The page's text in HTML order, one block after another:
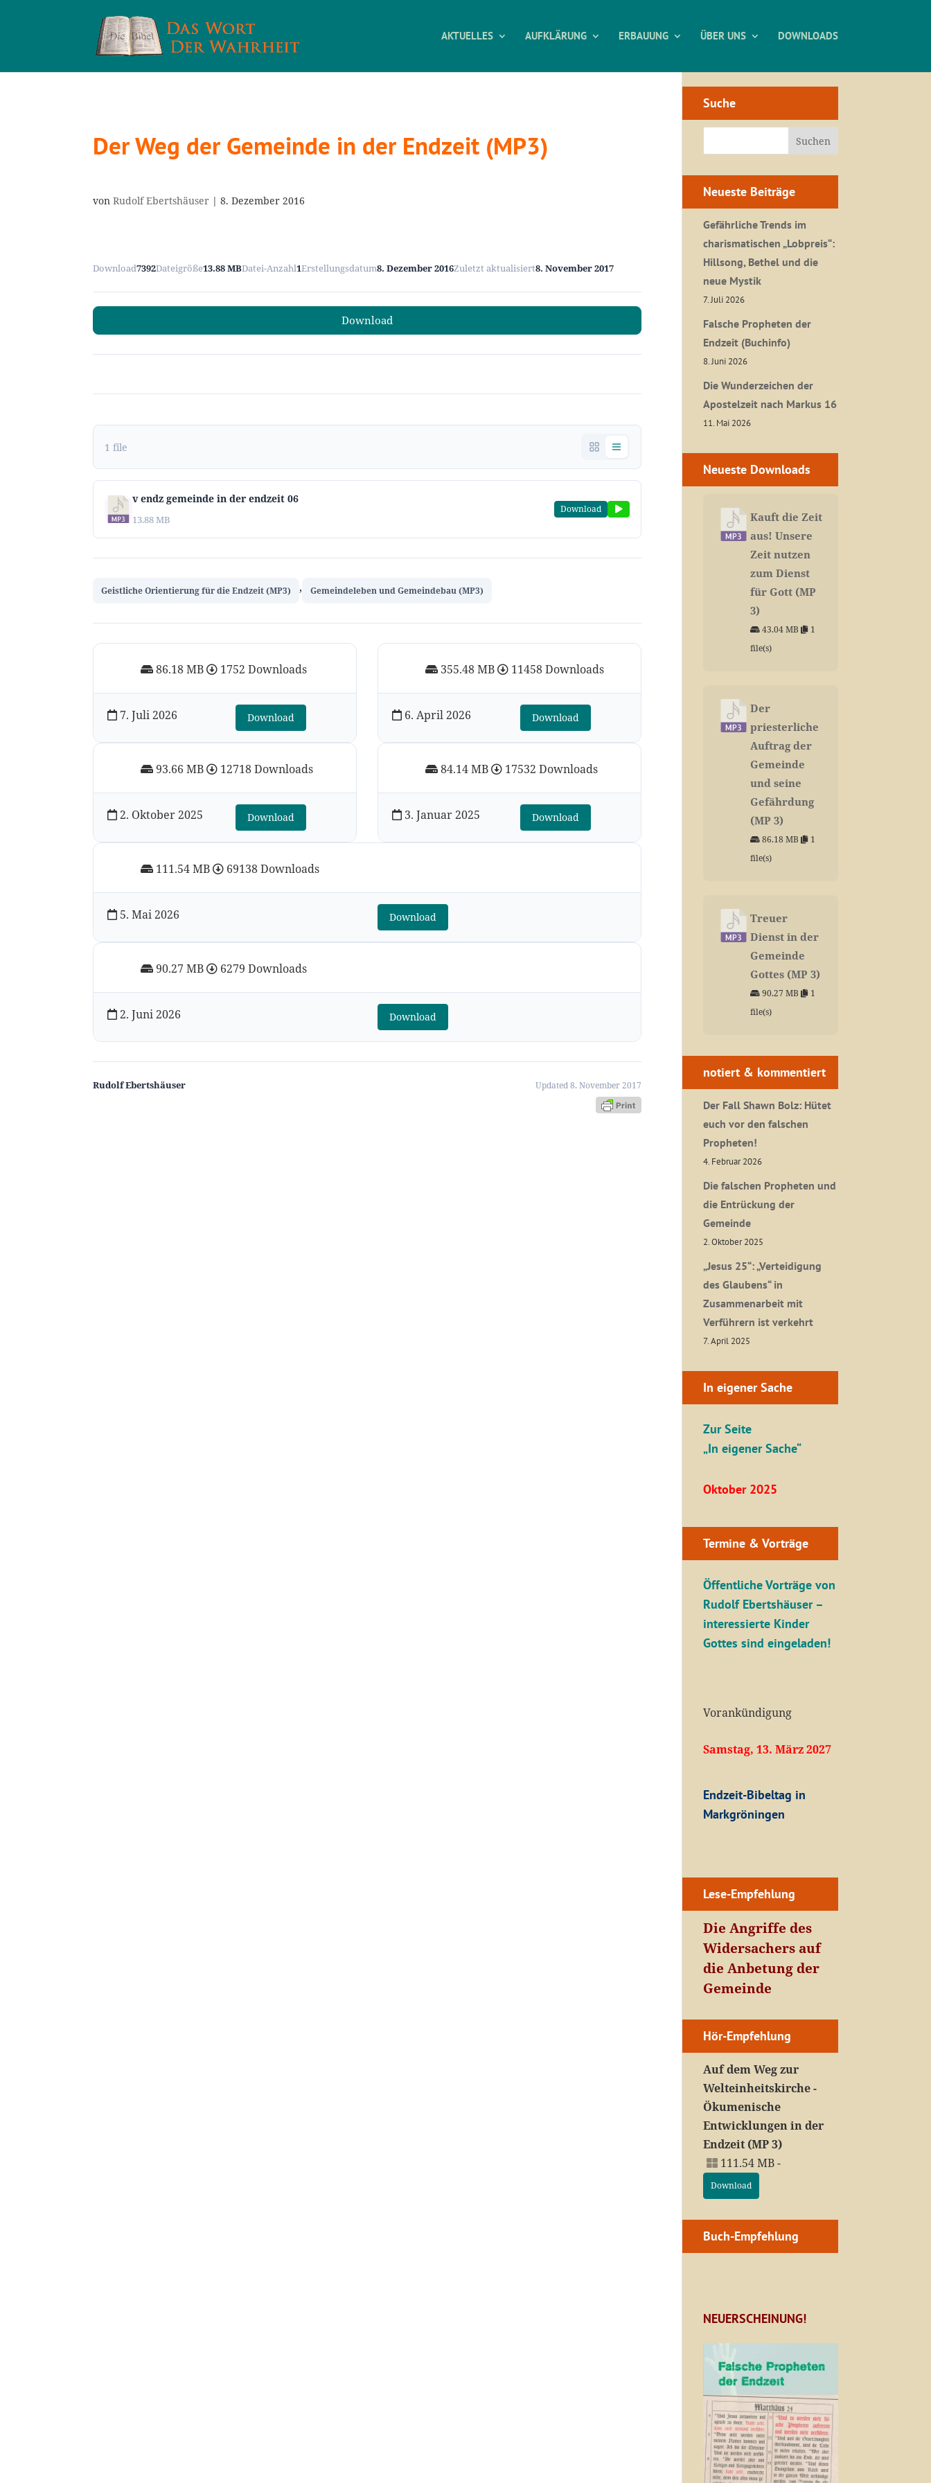
AKTUELLES AUFKLÄRUNG ERBAUUNG ÜBER UNS DOWNLOADS
Der Weg der Gemeinde in der Endzeit (MP3)
vonRudolf Ebertshäuser |8. Dezember 2016
Download7392Dateigröße13.88 MBDatei-Anzahl1Erstellungsdatum8. Dezember 2016Zuletzt aktualisiert8. November 2017
Download
1 file
v endz gemeinde in der endzeit 06
13.88 MB
Download
Geistliche Orientierung für die Endzeit (MP3) , Gemeindeleben und Gemeindebau (MP3)
86.18 MB 1752 Downloads
7. Juli 2026 Download
90.27 MB 6279 Downloads
2. Juni 2026 Download
111.54 MB 69138 Downloads
5. Mai 2026 Download
355.48 MB 11458 Downloads
6. April 2026 Download
93.66 MB 12718 Downloads
2. Oktober 2025 Download
84.14 MB 17532 Downloads
3. Januar 2025 Download
Rudolf Ebertshäuser Updated 8. November 2017
Suche
Neueste Beiträge
Gefährliche Trends im
charismatischen „Lobpreis“:
Hillsong, Bethel und die
neue Mystik
7. Juli 2026
Falsche Propheten der
Endzeit (Buchinfo)
8. Juni 2026
Die Wunderzeichen der
Apostelzeit nach Markus 16
11. Mai 2026
Neueste Downloads
Kauft die Zeit
aus! Unsere
Zeit nutzen
zum Dienst
für Gott (MP
3)
43.04 MB
1
file(s)
Der
priesterliche
Auftrag der
Gemeinde
und seine
Gefährdung
(MP 3)
86.18 MB
1
file(s)
Treuer
Dienst in der
Gemeinde
Gottes (MP 3)
90.27 MB
1
file(s)
notiert & kommentiert
Der Fall Shawn Bolz: Hütet
euch vor den falschen
Propheten!
4. Februar 2026
Die falschen Propheten und
die Entrückung der
Gemeinde
2. Oktober 2025
„Jesus 25“: „Verteidigung
des Glaubens“ in
Zusammenarbeit mit
Verführern ist verkehrt
7. April 2025
In eigener Sache
Zur Seite
„In eigener Sache“
Oktober 2025
Termine & Vorträge
Öffentliche Vorträge von
Rudolf Ebertshäuser –
interessierte Kinder
Gottes sind eingeladen!
Vorankündigung
Samstag, 13. März 2027
Endzeit-Bibeltag in
Markgröningen
Lese-Empfehlung
Die Angriffe des
Widersachers auf
die Anbetung der
Gemeinde
Hör-Empfehlung
Auf dem Weg zur
Welteinheitskirche -
Ökumenische
Entwicklungen in der
Endzeit (MP 3)
111.54 MB -
Download
Buch-Empfehlung
NEUERSCHEINUNG!